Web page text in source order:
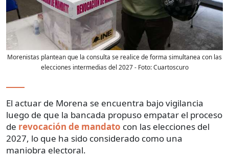
Morenistas plantean que la consulta se realice de forma simultanea con las
elecciones intermedias del 2027- Foto:Cuartoscuro
El actuar de Morena se encuentra bajo vigilancia
luego de que la bancada propuso empatar el proceso
de revocación de mandato con las elecciones del
2027, lo que ha sido considerado como una
maniobra electoral.